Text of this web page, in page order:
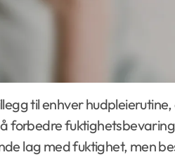
forbedre
lag med fuktighet, men